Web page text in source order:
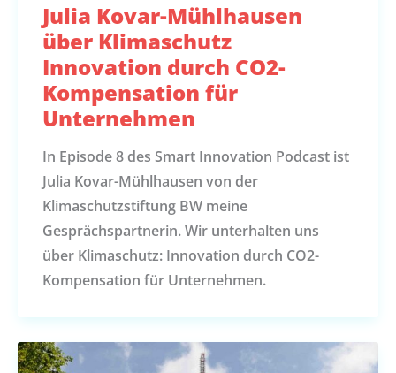
Julia Kovar-Mühlhausen
über Klimaschutz
Innovation durch CO2-
Kompensation für
Unternehmen
In Episode 8 des Smart Innovation Podcast ist
Julia Kovar-Mühlhausen von der
Klimaschutzstiftung BW meine
Gesprächspartnerin. Wir unterhalten uns
über Klimaschutz: Innovation durch CO2-
Kompensation für Unternehmen.